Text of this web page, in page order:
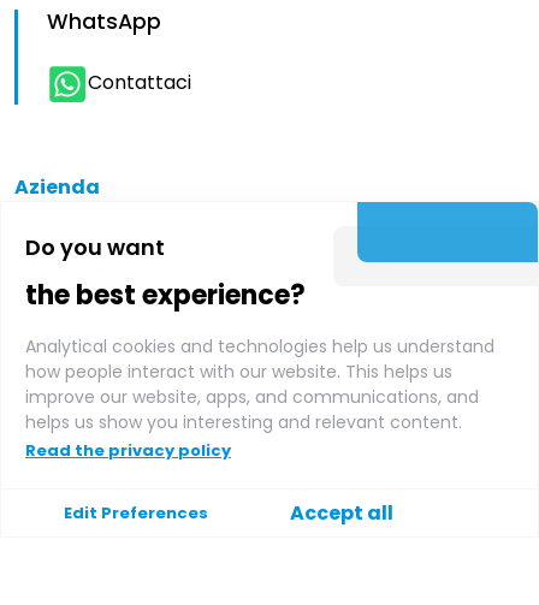
Do you want
the best experience?
Analytical cookies and technologies help us understand
how people interact with our website. This helps us
improve our website, apps, and communications, and
helps us show you interesting and relevant content.
Read the privacy policy
Edit Preferences Accept all
WhatsApp
Contattaci
Azienda
Chi siamo
Supplier login
Affiliate login